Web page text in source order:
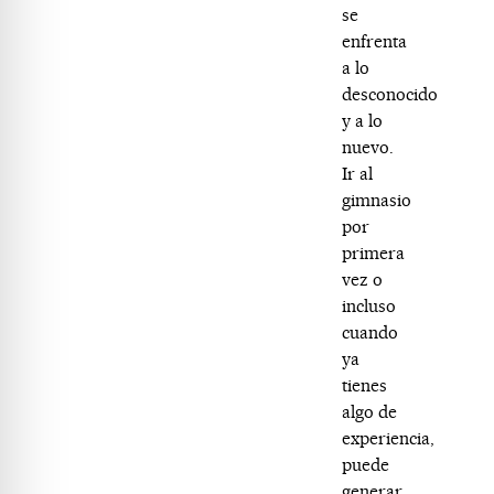
se
enfrenta
a lo
desconocido
y a lo
nuevo.
Ir al
gimnasio
por
primera
vez o
incluso
cuando
ya
tienes
algo de
experiencia,
puede